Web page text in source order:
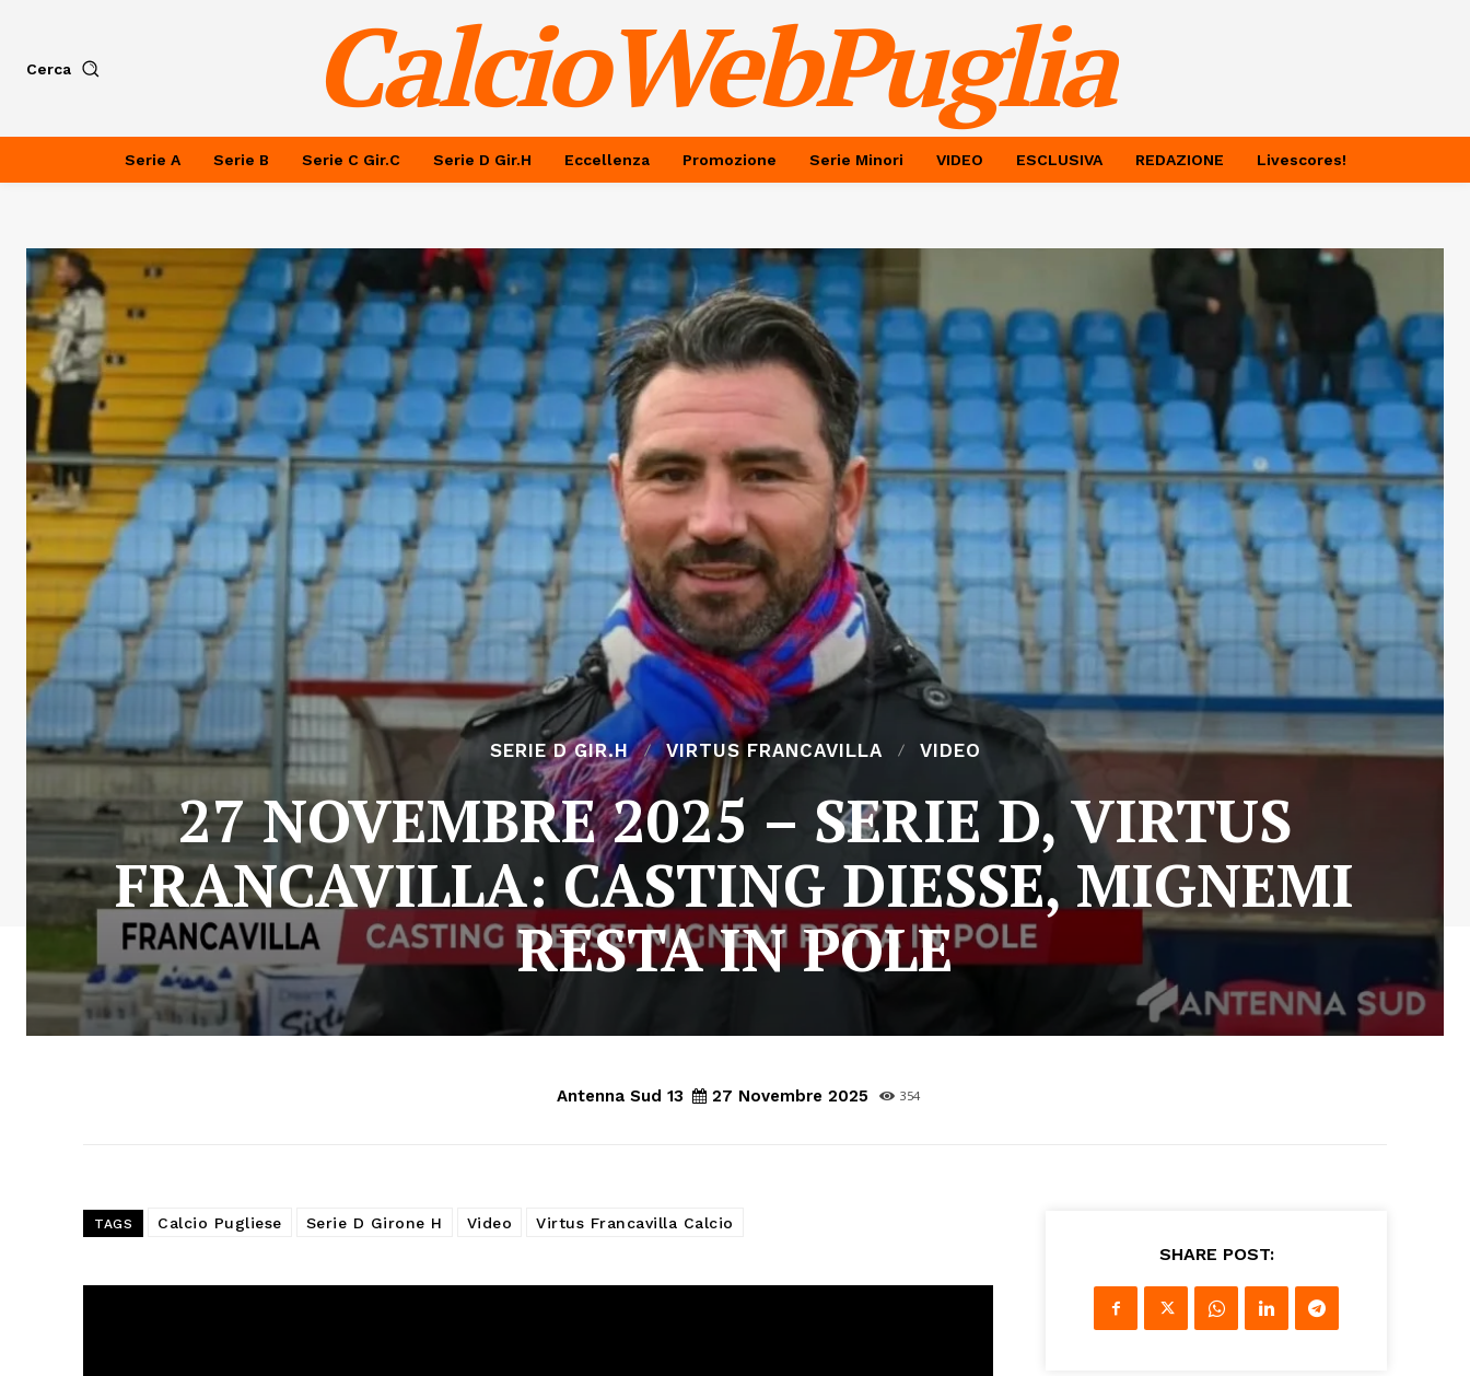
Cerca CalcioWebPuglia
Serie A Serie B Serie C Gir.C Serie D Gir.H Eccellenza Promozione Serie Minori VIDEO ESCLUSIVA REDAZIONE Livescores!
SERIE D GIR.H VIRTUS FRANCAVILLA VIDEO
27 NOVEMBRE 2025 – SERIE D, VIRTUS
FRANCAVILLA: CASTING DIESSE, MIGNEMI
RESTA IN POLE
Antenna Sud 13 27 Novembre 2025 354
TAGS Calcio Pugliese Serie D Girone H Video Virtus Francavilla Calcio
SHARE POST: